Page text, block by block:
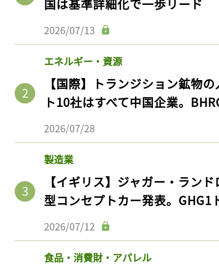
国は基準詳細化で一歩リード
2026/07/13
エネルギー・資源
【国際】トランジション鉱物
ト10社はすべて中国企業。
2026/07/28
製造業
【イギリス】ジャガー・ラン
型コンセプトカー発表。GHG1
2026/07/12
食品・消費財・アパレル